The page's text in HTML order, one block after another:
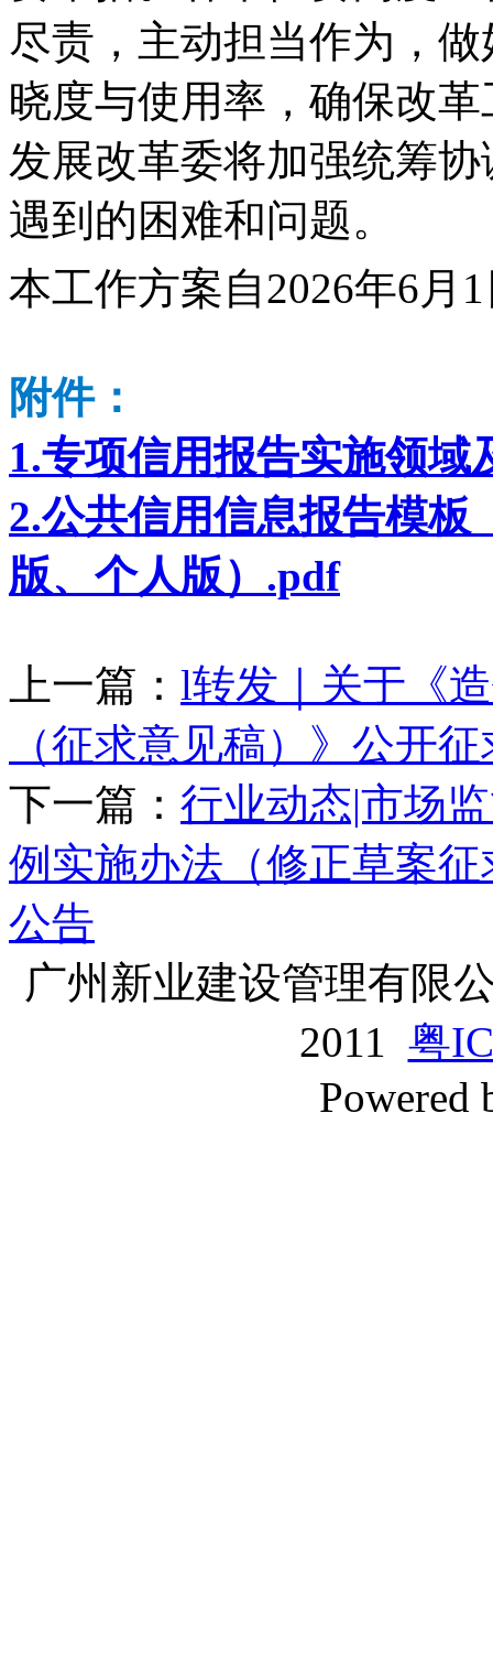
尽责，主动担当作为，
晓度与使用率，确保改
发展改革委将加强统筹
遇到的困难和问题。
本工作方案自2026年6月
附件：
1.专项信用报告实施领
2.公共信用信息报告模
版、个人版）.pdf
上一篇： l转发｜关于《
（征求意见稿）》公开
下一篇： 行业动态|市场
例实施办法（修正草案
公告
广州新业建设管理有限
2011 粤
Powered